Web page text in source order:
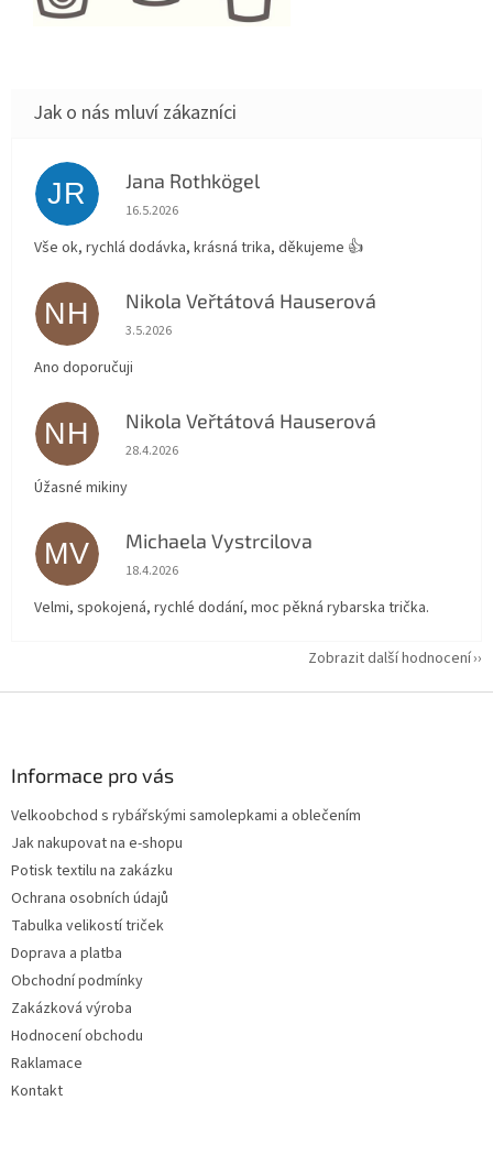
JR Jana Rothkögel
Hodnocení obchodu je 5 z 5 hvězdiček.
16.5.2026
Vše ok, rychlá dodávka, krásná trika, děkujeme 👍
NH Nikola Veřtátová Hauserová
Hodnocení obchodu je 5 z 5 hvězdiček.
3.5.2026
Ano doporučuji
NH Nikola Veřtátová Hauserová
Hodnocení obchodu je 5 z 5 hvězdiček.
28.4.2026
Úžasné mikiny
MV Michaela Vystrcilova
Hodnocení obchodu je 5 z 5 hvězdiček.
18.4.2026
Velmi, spokojená, rychlé dodání, moc pěkná rybarska trička.
Zobrazit další hodnocení
Informace pro vás
Velkoobchod s rybářskými samolepkami a oblečením
Jak nakupovat na e-shopu
Potisk textilu na zakázku
Ochrana osobních údajů
Tabulka velikostí triček
Doprava a platba
Obchodní podmínky
Zakázková výroba
Hodnocení obchodu
Raklamace
Kontakt